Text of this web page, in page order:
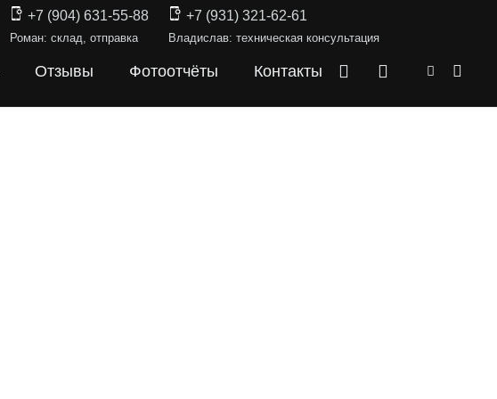
+7 (904) 631-55-88
Роман: склад, отправка
+7 (931) 321-62-61
Владислав: техническая консультация
Отзывы Фотоотчёты Контакты